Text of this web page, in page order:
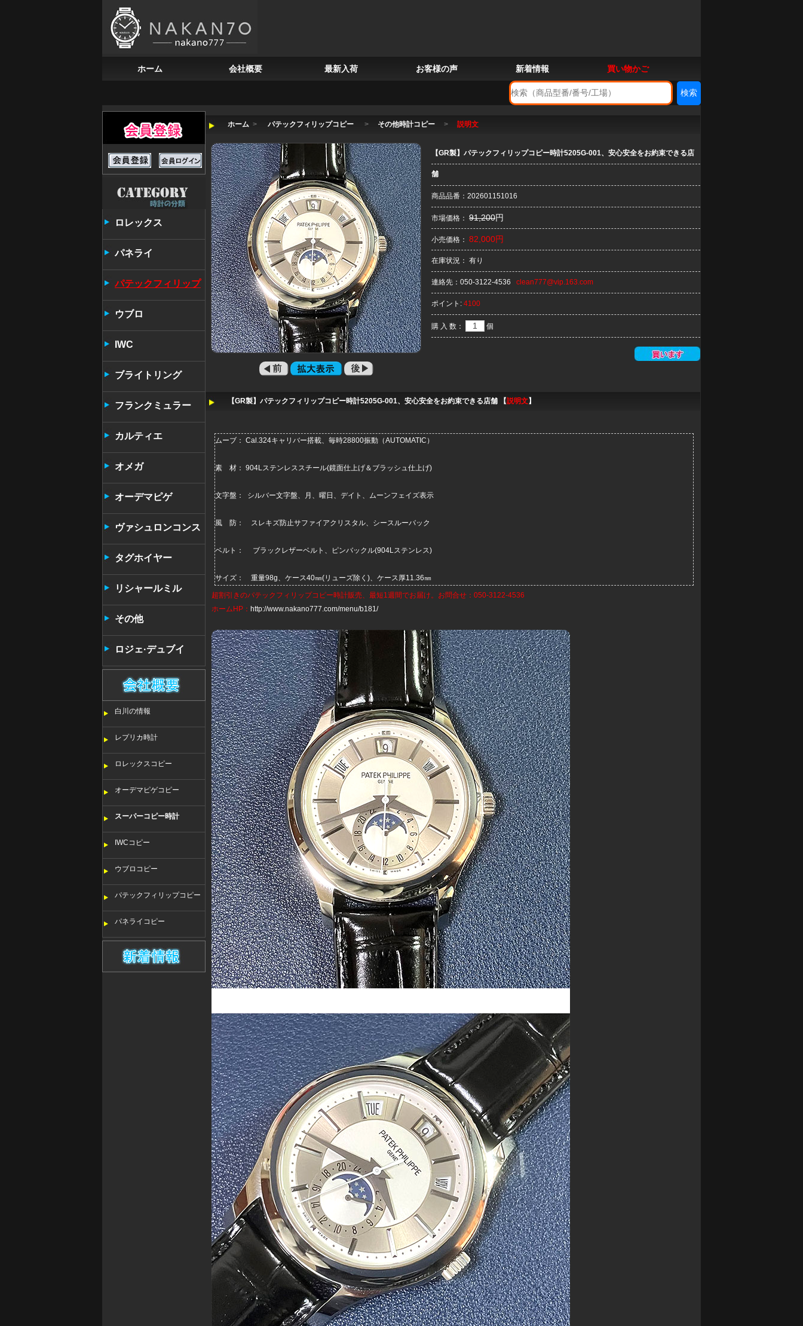
ホーム 会社概要 最新入荷 お客様の声 新着情報 買い物かご
ロレックス
パネライ
パテックフィリップ
ウブロ
IWC
ブライトリング
フランクミュラー
カルティエ
オメガ
オーデマピゲ
ヴァシュロンコンス
タンタン
タグホイヤー
リシャールミル
その他
ロジェ·デュブイ
白川の情報
レプリカ時計
ロレックスコピー
オーデマピゲコピー
スーパーコピー時計
IWCコピー
ウブロコピー
パテックフィリップコピー
パネライコピー
ホーム > パテックフィリップコピー > その他時計コピー > 説明文
【GR製】パテックフィリップコピー時計5205G-001、安心安全をお約束できる店
舗
商品品番：202601151016
市場価格： 91,200円
小売価格： 82,000円
在庫状況： 有り
連絡先： 050-3122-4536 clean777@vip.163.com
ポイント: 4100
購 入 数： 個
【GR製】パテックフィリップコピー時計5205G-001、安心安全をお約束できる店舗 【説明文】
ムーブ： Cal.324キャリバー搭載、毎時28800振動（AUTOMATIC）
素 材： 904Lステンレススチール(鏡面仕上げ＆ブラッシュ仕上げ)
文字盤： シルバー文字盤、月、曜日、デイト、ムーンフェイズ表示
風 防： スレキズ防止サファイアクリスタル、シースルーバック
ベルト： ブラックレザーベルト、ピンバックル(904Lステンレス)
サイズ： 重量98g、ケース40㎜(リューズ除く)、ケース厚11.36㎜
超割引きのパテックフィリップコピー時計販売、最短1週間でお届け。お問合せ：050-3122-4536
ホームHP： http://www.nakano777.com/menu/b181/